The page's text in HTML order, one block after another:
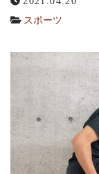
ニュース
サービスの流れ
お問い合わせ
キャンセルポリシ
スポーツ